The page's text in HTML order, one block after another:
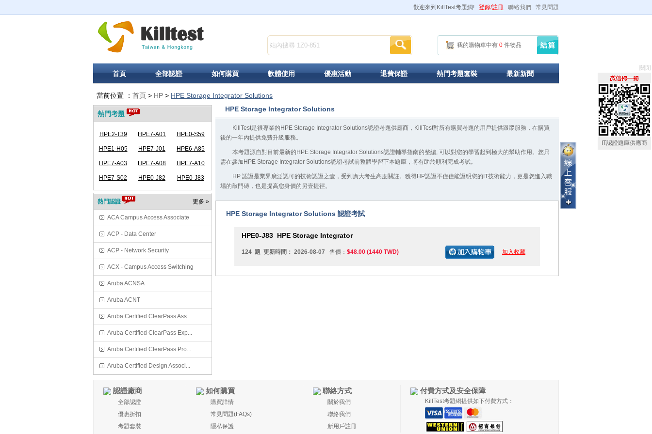
關閉
IT認證題庫供應商
歡迎來到KillTest考題網! 登錄/註冊 聯絡我們 常見問題
我的購物車中有 0 件物品
首頁 全部認證 如何購買 軟體使用 優惠活動 退費保證 熱門考題套裝 最新新聞
當前位置 ： 首頁 > HP > HPE Storage Integrator Solutions
熱門考題
HPE2-T39 HPE7-A01 HPE0-S59
HPE1-H05 HPE7-J01 HPE6-A85
HPE7-A03 HPE7-A08 HPE7-A10
HPE7-S02 HPE0-J82 HPE0-J83
更多 »
熱門認證
ACA Campus Access Associate
ACP - Data Center
ACP - Network Security
ACX - Campus Access Switching
Aruba ACNSA
Aruba ACNT
Aruba Certified ClearPass Ass...
Aruba Certified ClearPass Exp...
Aruba Certified ClearPass Pro...
Aruba Certified Design Associ...
HPE Storage Integrator Solutions
KillTest是很專業的HPE Storage Integrator Solutions認證考題供應商，KillTest對所有購買考題的用戶提供跟蹤服務，在購買
後的一年內提供免費升級服務。
本考題源自對目前最新的HPE Storage Integrator Solutions認證輔導指南的整編, 可以對您的學習起到極大的幫助作用。您只
需在參加HPE Storage Integrator Solutions認證考試前整體學習下本題庫，將有助於順利完成考試。
HP 認證是業界廣泛認可的技術認證之壹，受到廣大考生高度關註。獲得HP認證不僅僅能證明您的IT技術能力，更是您進入職
場的敲門磚，也是提高您身價的另壹捷徑。
HPE Storage Integrator Solutions 認證考試
HPE0-J83 HPE Storage Integrator
加入收藏
124 題 更新時間： 2026-08-07 售價： $48.00 (1440 TWD)
認證廠商
全部認證
優惠折扣
考題套裝
如何購買
購買詳情
常見問題(FAQs)
隱私保護
聯絡方式
關於我們
聯絡我們
新用戶註冊
付費方式及安全保障
KillTest考題網提供如下付費方式：